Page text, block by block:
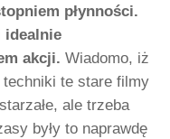
płynności.
idealnie
akcji. Wiadomo, iż
te stare filmy
ale trzeba
były to naprawdę